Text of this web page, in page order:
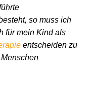
so muss ich
für mein Kind als
entscheiden zu